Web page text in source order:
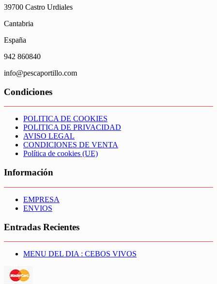
39700 Castro Urdiales
Cantabria
España
942 860840
info@pescaportillo.com
Condiciones
POLITICA DE COOKIES
POLITICA DE PRIVACIDAD
AVISO LEGAL
CONDICIONES DE VENTA
Política de cookies (UE)
Información
EMPRESA
ENVIOS
Entradas Recientes
MENU DEL DIA : CEBOS VIVOS